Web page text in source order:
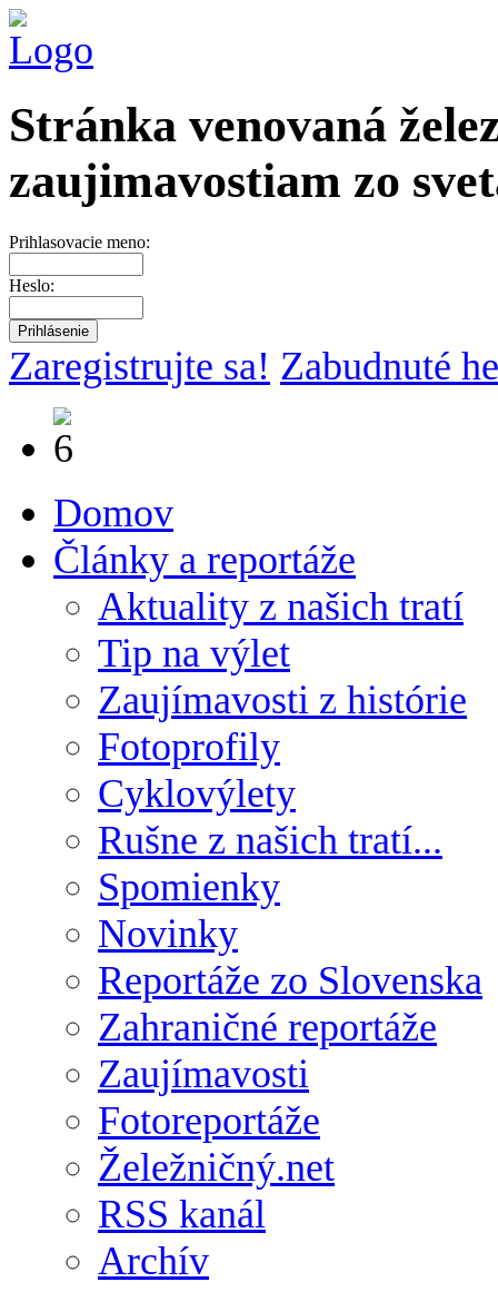
Stránka venovaná
zaujimavostiam zo
Prihlasovacie meno:
Heslo:
Zaregistrujte sa! Zabudnuté
Domov
Články a reportáže
Aktuality z našich tratí
Tip na výlet
Zaujímavosti z histórie
Fotoprofily
Cyklovýlety
Rušne z našich tratí...
Spomienky
Novinky
Reportáže zo Slovenska
Zahraničné reportáže
Zaujímavosti
Fotoreportáže
Želežničný.net
RSS kanál
Archív